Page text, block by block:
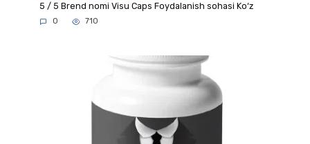
5 / 5 Brend nomi Visu Caps Foydalanish sohasi Ko‘z
0 710